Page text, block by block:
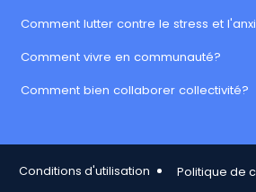
Comment lutter contre le stress et
Comment vivre en communauté?
Comment bien collaborer collectivité?
Footer Copy
Conditions d'utilisation Politique de